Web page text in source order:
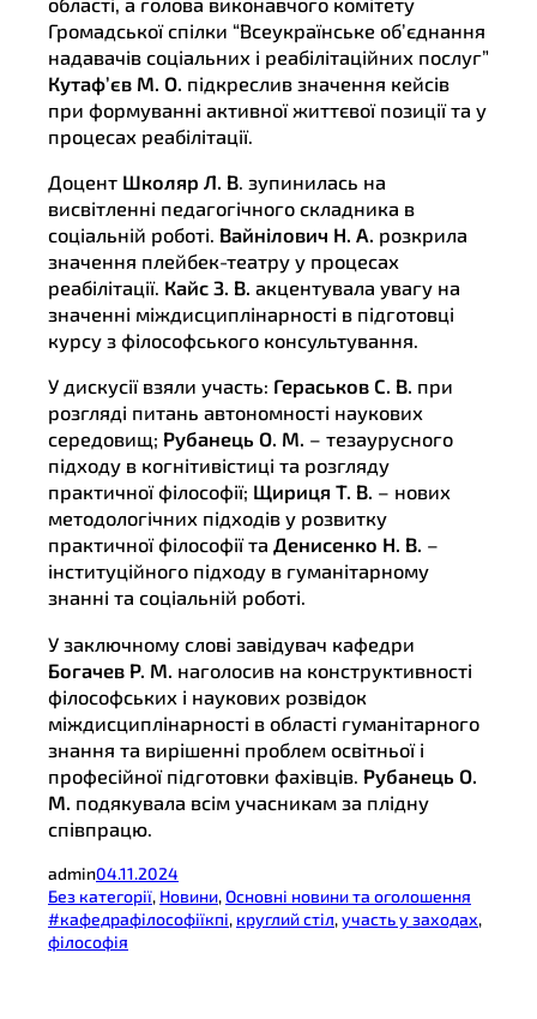
Громадської спілки “Всеукраїнське об’єднання
надавачів соціальних і реабілітаційних послуг”
Кутаф’єв М. О. підкреслив значення кейсів
при формуванні активної життєвої позиції та у
процесах реабілітації.
Доцент Школяр Л. В. зупинилась на
висвітленні педагогічного складника в
соціальній роботі. Вайнілович Н. А. розкрила
значення плейбек-театру у процесах
реабілітації. Кайс З. В. акцентувала увагу на
значенні міждисциплінарності в підготовці
курсу з філософського консультування.
У дискусії взяли участь: Гераськов С. В. при
розгляді питань автономності наукових
середовищ; Рубанець О. М. – тезаурусного
підходу в когнітивістиці та розгляду
практичної філософії; Щириця Т. В. – нових
методологічних підходів у розвитку
практичної філософії та Денисенко Н. В. –
інституційного підходу в гуманітарному
знанні та соціальній роботі.
У заключному слові завідувач кафедри
Богачев Р. М. наголосив на конструктивності
філософських і наукових розвідок
міждисциплінарності в області гуманітарного
знання та вирішенні проблем освітньої і
професійної підготовки фахівців. Рубанець О.
М. подякувала всім учасникам за плідну
співпрацю.
admin04.11.2024
Без категорії, Новини, Основні новини та оголошення
#кафедрафілософіїкпі, круглий стіл, участь у заходах
філософія